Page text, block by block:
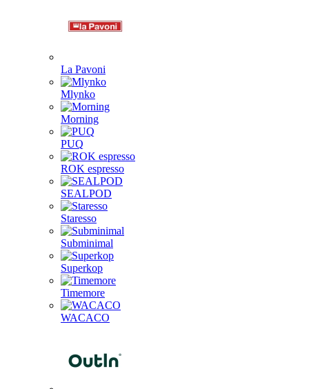
La Pavoni
Mlynko
Morning
PUQ
ROK espresso
SEALPOD
Staresso
Subminimal
Superkop
Timemore
WACACO